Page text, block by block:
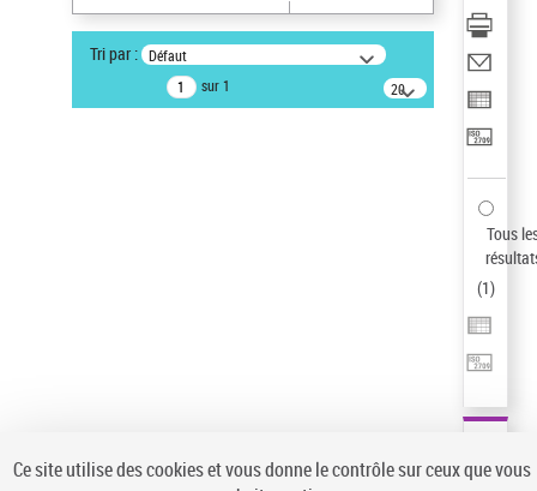
ne s'applique pas
Sauvegarder votre recherche
Tri par : Défaut
sur 1
20
résultats/page
Tous
(1)
Ce site utilise des cookies et vous donne le contrôle sur ceux que vous